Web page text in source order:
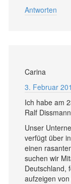
Antworten
Carina
3. Februar
Ich habe am
Ralf
Unser
verfügt über
einen
suchen wir
Deutschland,
aufzeigen